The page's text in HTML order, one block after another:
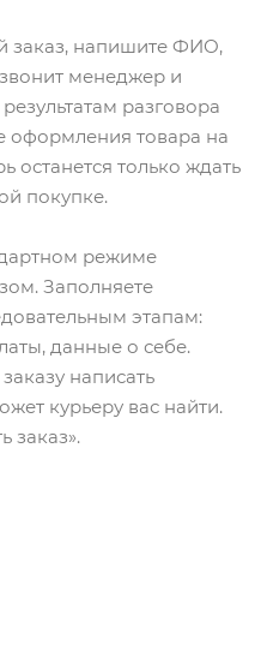
заказ, напишите ФИО,
менеджер и
разговора
оформления товара на
останется только ждать
покупке.
режиме
Заполняете
этапам:
данные о себе.
написать
курьеру вас найти.
заказ».